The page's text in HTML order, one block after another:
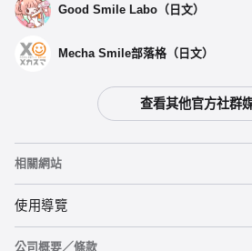
Good Smile Labo（日文）
Mecha Smile部落格（日文）
查看其他官方社群
相關網站
黏土人
黏土人臉部製造機（英文）
使用導覽
重要公告
公司概要／條款